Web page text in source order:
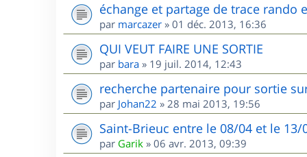
échange et partage de trace rando
par marcazer » 01 déc. 2013, 16:36
QUI VEUT FAIRE UNE SORTIE
par bara » 19 juil. 2014, 12:43
recherche partenaire pour sortie
par Johan22 » 28 mai 2013, 19:56
Saint-Brieuc entre le 08/04 et le 13/
par Garik » 06 avr. 2013, 09:39